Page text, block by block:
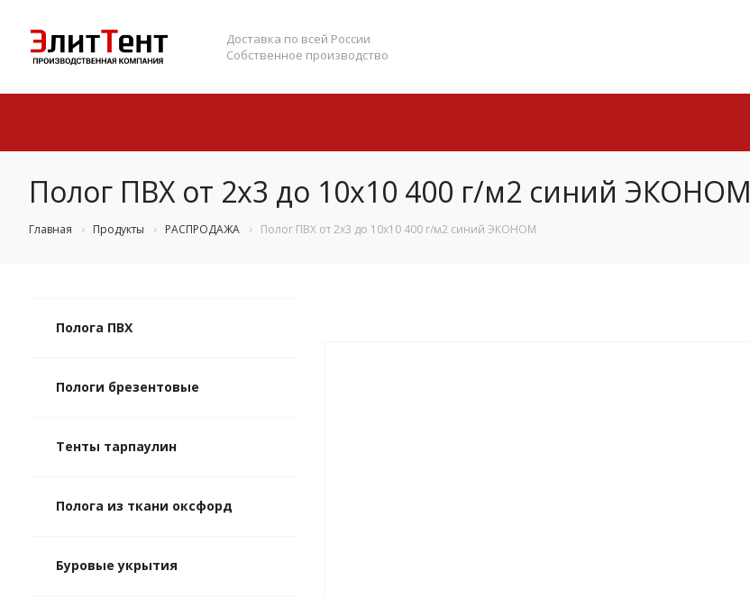
Доставка по всей России
Собственное производство
Полог ПВХ от 2х3 до 10х10 400 г/м2 синий ЭКОНОМ
Главная Продукты РАСПРОДАЖА Полог ПВХ от 2х3 до 10х10 400 г/м2 синий ЭКОНОМ
Полога ПВХ
Пологи брезентовые
Тенты тарпаулин
Полога из ткани оксфорд
Буровые укрытия